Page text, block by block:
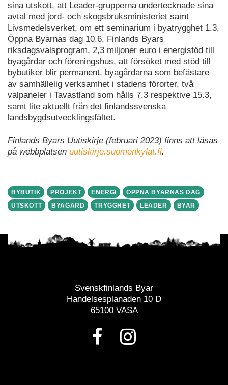
BYBUTIK PROJEKT ENERGI
ÖPPNA BYARNAS DAG
UTSKOTT
BYAGÅRD TRYGGHET LEADER BYAR
sina utskott, att Leader-grupperna undertecknade sina
avtal med jord- och skogsbruksministeriet samt
Livsmedelsverket, om ett seminarium i byatrygghet 1.3,
Öppna Byarnas dag 10.6, Finlands Byars
riksdagsvalsprogram, 2,3 miljoner euro i energistöd till
byagårdar och föreningshus, att försöket med stöd till
bybutiker blir permanent, byagårdarna som befästare
av samhällelig verksamhet i stadens förorter, två
valpaneler i Tavastland som hålls 7.3 respektive 15.3,
samt lite aktuellt från det finlandssvenska
landsbygdsutvecklingsfältet.
Finlands Byars Uutiskirje (februari 2023) finns att läsas
på webbplatsen uutiskirje.suomenkylat.fi.
Svenskfinlands Byar
Handelsesplanaden 10 D
65100 VASA